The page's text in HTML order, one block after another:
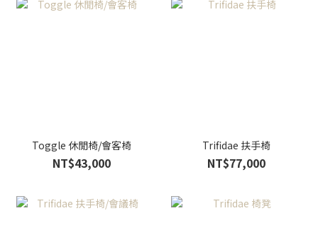
Toggle 休閒椅/會客椅
NT$43,000
Trifidae 扶手椅
NT$77,000